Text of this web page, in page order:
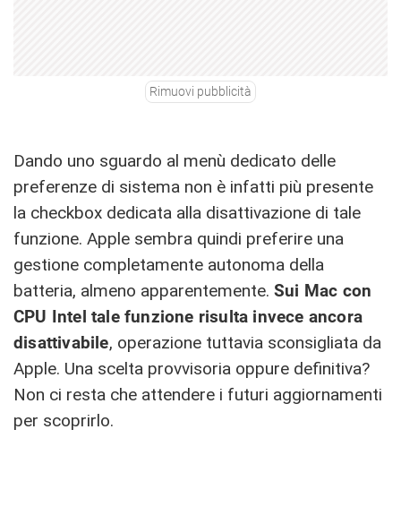
Rimuovi pubblicità
Dando uno sguardo al menù dedicato delle
preferenze di sistema non è infatti più presente
la checkbox dedicata alla disattivazione di tale
funzione. Apple sembra quindi preferire una
gestione completamente autonoma della
batteria, almeno apparentemente. Sui Mac con
CPU Intel tale funzione risulta invece ancora
disattivabile, operazione tuttavia sconsigliata da
Apple. Una scelta provvisoria oppure definitiva?
Non ci resta che attendere i futuri aggiornamenti
per scoprirlo.